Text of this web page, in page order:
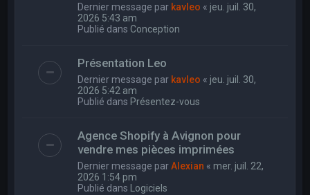
Dernier message par kavleo « jeu. juil. 30,
2026 5:43 am
Publié dans Conception
Présentation Leo
Dernier message par kavleo « jeu. juil. 30,
2026 5:42 am
Publié dans Présentez-vous
Agence Shopify à Avignon pour
vendre mes pièces imprimées
Dernier message parAlexian « mer. juil. 22,
2026 1:54 pm
Publié dans Logiciels